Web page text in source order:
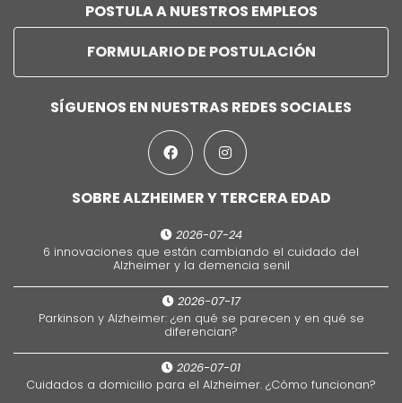
POSTULA A NUESTROS EMPLEOS
FORMULARIO DE POSTULACIÓN
SÍGUENOS EN NUESTRAS REDES SOCIALES
SOBRE ALZHEIMER Y TERCERA EDAD
2026-07-24
6 innovaciones que están cambiando el cuidado del
Alzheimer y la demencia senil
2026-07-17
Parkinson y Alzheimer: ¿en qué se parecen y en qué se
diferencian?
2026-07-01
Cuidados a domicilio para el Alzheimer. ¿Cómo funcionan?